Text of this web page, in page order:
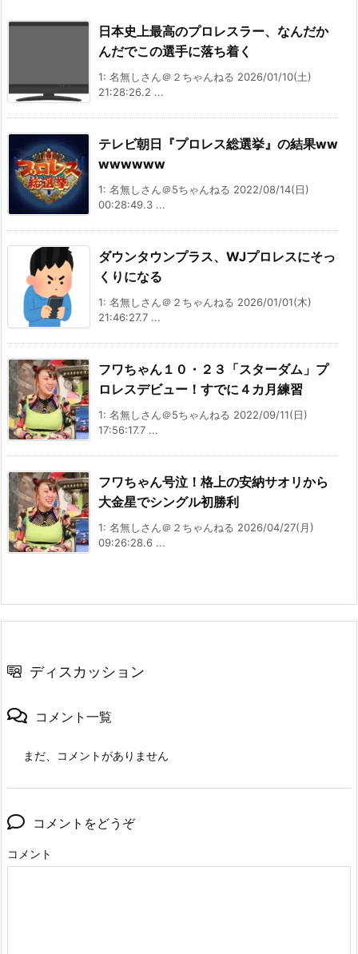
日本史上最高のプロレスラー、なんだか
んだでこの選手に落ち着く
1: 名無しさん＠２ちゃんねる 2026/01/10(土)
21:28:26.2 ...
テレビ朝日『プロレス総選挙』の結果ww
wwwwww
1: 名無しさん＠5ちゃんねる 2022/08/14(日)
00:28:49.3 ...
ダウンタウンプラス、WJプロレスにそっ
くりになる
1: 名無しさん＠２ちゃんねる 2026/01/01(木)
21:46:27.7 ...
フワちゃん１０・２３「スターダム」プ
ロレスデビュー！すでに４カ月練習
1: 名無しさん＠5ちゃんねる 2022/09/11(日)
17:56:17.7 ...
フワちゃん号泣！格上の安納サオリから
大金星でシングル初勝利
1: 名無しさん＠２ちゃんねる 2026/04/27(月)
09:26:28.6 ...
ディスカッション
コメント一覧
まだ、コメントがありません
コメントをどうぞ
コメント